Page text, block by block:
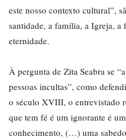
este nosso contexto cultural”,
santidade, a família, a Igreja, a
eternidade.
À pergunta de Zita Seabra se
pessoas incultas”, como
o século XVIII, o entrevistado
que tem fé é um ignorante é
conhecimento, (…) uma